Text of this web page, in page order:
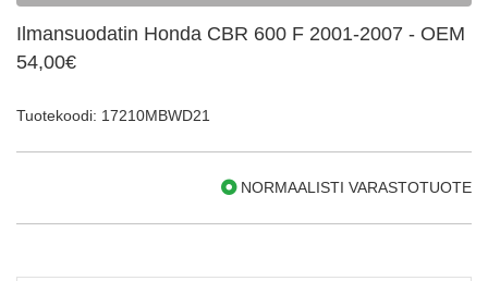
Ilmansuodatin Honda CBR 600 F 2001-2007 - OEM
54,00€
Tuotekoodi: 17210MBWD21
NORMAALISTI VARASTOTUOTE